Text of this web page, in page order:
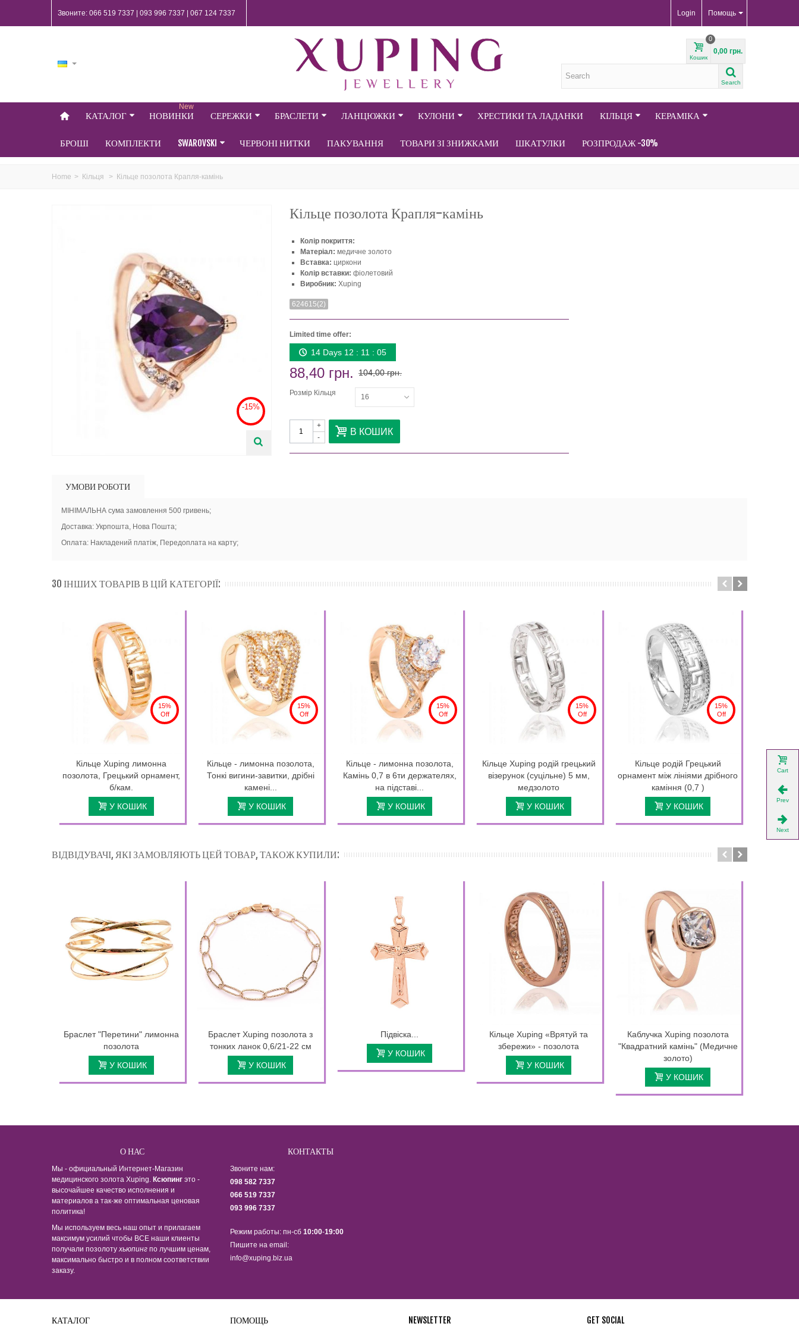
Помощь
Звоните: 066 519 7337 | 093 996 7337 | 067 124 7337 Login
Кошик
0
0,00 грн.
Search
КАТАЛОГ НОВИНКИ
New
СЕРЕЖКИ БРАСЛЕТИ ЛАНЦЮЖКИ КУЛОНИ ХРЕСТИКИ ТА ЛАДАНКИ КІЛЬЦЯ КЕРАМІКА
БРОШІ КОМПЛЕКТИ SWAROVSKI ЧЕРВОНІ НИТКИ ПАКУВАННЯ ТОВАРИ ЗІ ЗНИЖКАМИ ШКАТУЛКИ РОЗПРОДАЖ -30%
Home > Кільця > Кільце позолота Крапля-камінь
-15%
Кільце позолота Крапля-камінь
Колір покриття:
Матеріал: медичне золото
Вставка: циркони
Колір вставки: фіолетовий
Виробник: Xuping
624615(2)
Limited time offer:
14 Days 12 : 11 : 05
88,40 грн. 104,00 грн.
Розмір Кільця 16
-
+ В КОШИК
УМОВИ РОБОТИ
МІНІМАЛЬНА сума замовлення 500 гривень;
Доставка: Укрпошта, Нова Пошта;
Оплата: Накладений платіж, Передоплата на карту;
30 ІНШИХ ТОВАРІВ В ЦІЙ КАТЕГОРІЇ:
15%
Off
Кільце Xuping лимонна
позолота, Грецький орнамент,
б/кам.
У КОШИК
15%
Off
Кільце - лимонна позолота,
Тонкі вигини-завитки, дрібні
камені...
У КОШИК
15%
Off
Кільце - лимонна позолота,
Камінь 0,7 в 6ти держателях,
на підставі...
У КОШИК
15%
Off
Кільце Xuping родій грецький
візерунок (суцільне) 5 мм,
медзолото
У КОШИК
15%
Off
Кільце родій Грецький
орнамент між лініями дрібного
каміння (0,7 )
У КОШИК
ВІДВІДУВАЧІ, ЯКІ ЗАМОВЛЯЮТЬ ЦЕЙ ТОВАР, ТАКОЖ КУПИЛИ:
Браслет "Перетини" лимонна
позолота
У КОШИК
Браслет Xuping позолота з
тонких ланок 0,6/21-22 см
У КОШИК
Підвіска...
У КОШИК
Кільце Xuping «Врятуй та
збережи» - позолота
У КОШИК
Каблучка Xuping позолота
"Квадратний камінь" (Медичне
золото)
У КОШИК
О НАС
Мы - официальный Интернет-Магазин
медицинского золота Xuping. Ксюпинг это -
высочайшее качество исполнения и
материалов а так-же оптимальная ценовая
политика!
Мы используем весь наш опыт и прилагаем
максимум усилий чтобы ВСЕ наши клиенты
получали позолотухьюпинг по лучшим ценам,
максимально быстро и в полном соответствии
заказу.
КОНТАКТЫ
Звоните нам:
098 582 7337
066 519 7337
093 996 7337
Режим работы: пн-сб 10:00-19:00
Пишите на email:
info@xuping.biz.ua
КАТАЛОГ ПОМОЩЬ NEWSLETTER GET SOCIAL
Cart
Prev
Next